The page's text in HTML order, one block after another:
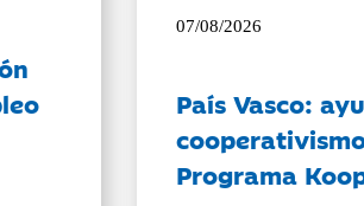
07/08/2026
País Vasco:
Programa